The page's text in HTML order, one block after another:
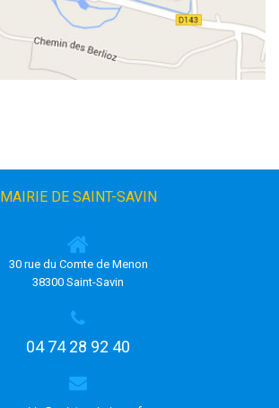
MAIRIE DE SAINT-SAVIN
30 rue du Comte de Menon
38300 Saint-Savin
04 74 28 92 40